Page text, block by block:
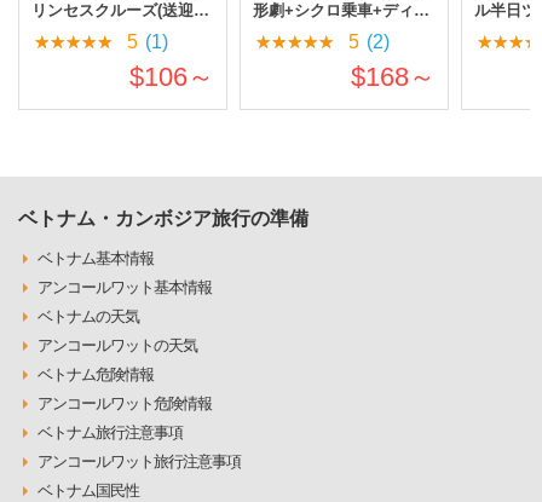
リンセスクルーズ(送迎付
きガイド同行プラン)
5 (1)
$106～
形劇+シクロ乗車+ディナ
ークルーズツアー
5 (2)
$168～
ル半日ツ
発)【ラ
ベトナム・カンボジア旅行の準備
ベトナム基本情報
アンコールワット基本情報
ベトナムの天気
アンコールワットの天気
ベトナム危険情報
アンコールワット危険情報
ベトナム旅行注意事項
アンコールワット旅行注意事項
ベトナム国民性